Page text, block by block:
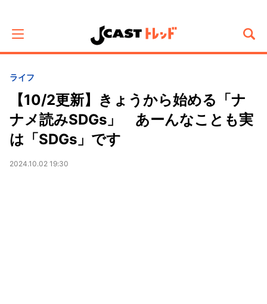
ライフ
【10/2更新】きょうから始める「ナ
ナメ読みSDGs」 あーんなことも実
は「SDGs」です
2024.10.02 19:30